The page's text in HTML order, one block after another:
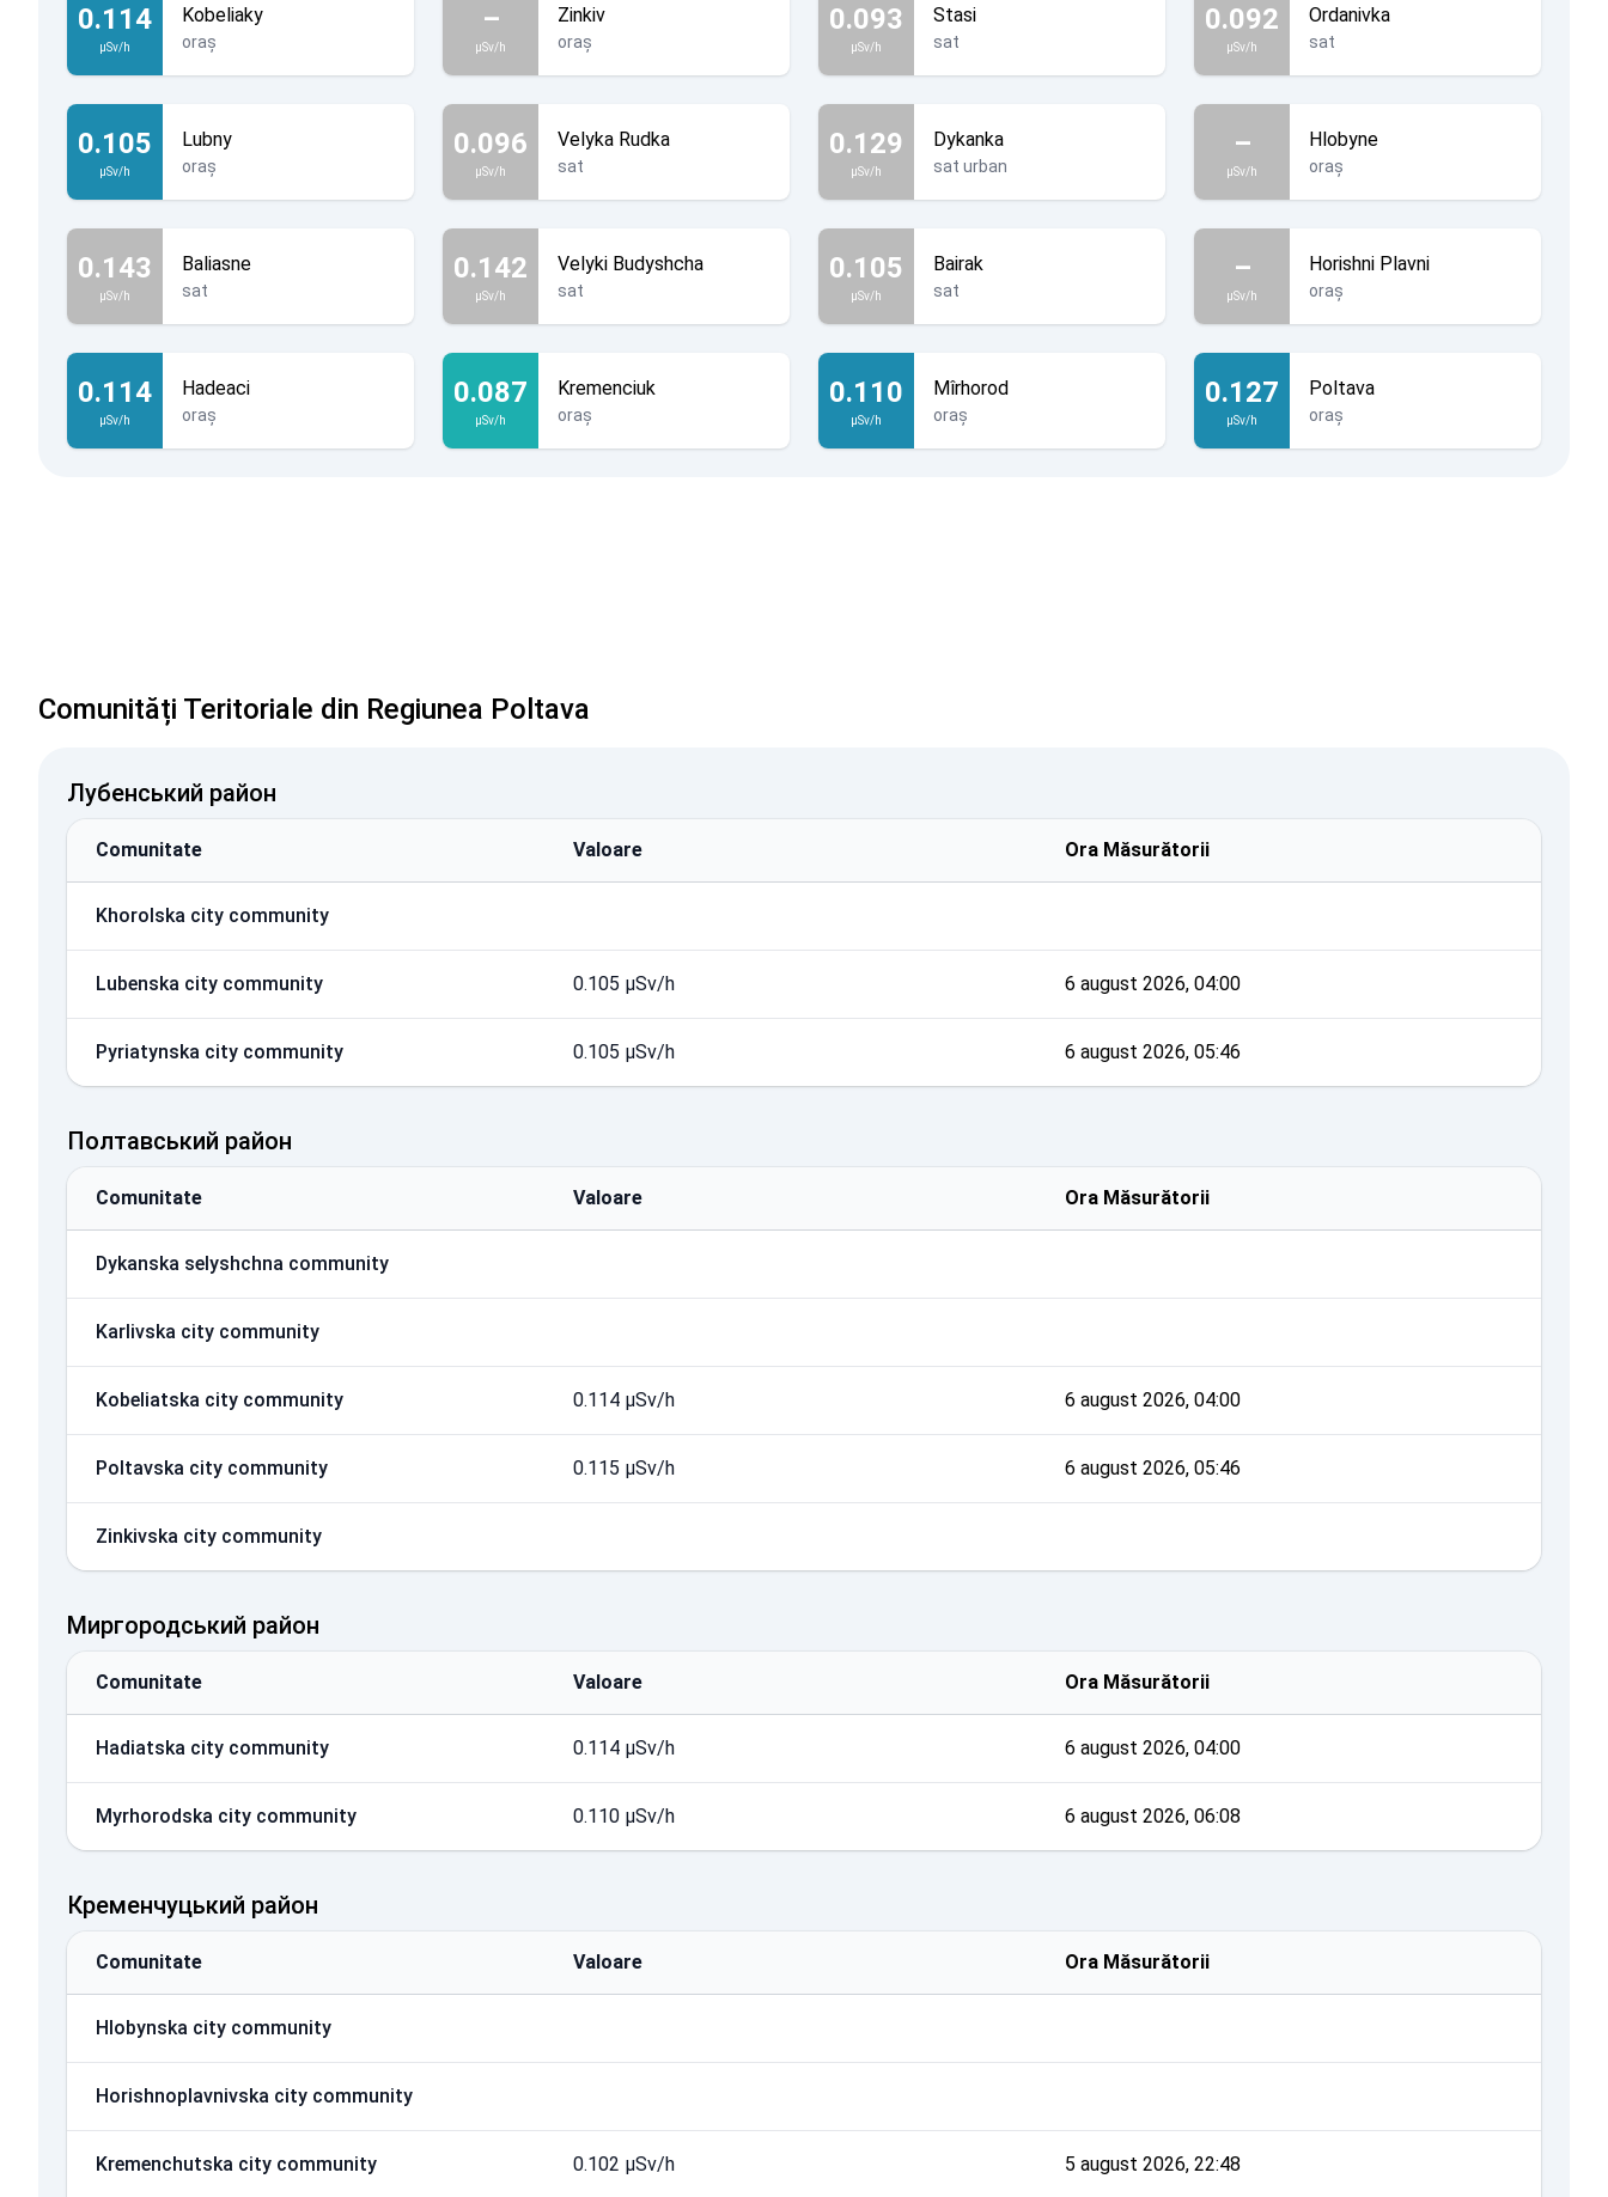
0.114
µSv/h
Kobeliaky
oraș
–
µSv/h
Zinkiv
oraș
0.093
µSv/h
Stasi
sat
0.092
µSv/h
Ordanivka
sat
0.105
µSv/h
Lubny
oraș
0.096
µSv/h
Velyka Rudka
sat
0.129
µSv/h
Dykanka
sat urban
–
µSv/h
Hlobyne
oraș
0.143
µSv/h
Baliasne
sat
0.142
µSv/h
Velyki Budyshcha
sat
0.105
µSv/h
Bairak
sat
–
µSv/h
Horishni Plavni
oraș
0.114
µSv/h
Hadeaci
oraș
0.087
µSv/h
Kremenciuk
oraș
0.110
µSv/h
Mîrhorod
oraș
0.127
µSv/h
Poltava
oraș
Comunități Teritoriale din Regiunea Poltava
Лубенський район
Comunitate Valoare Ora Măsurătorii
Khorolska city community
Lubenska city community 0.105 µSv/h 6 august 2026, 04:00
Pyriatynska city community 0.105 µSv/h 6 august 2026, 05:46
Полтавський район
Comunitate Valoare Ora Măsurătorii
Dykanska selyshchna community
Karlivska city community
Kobeliatska city community 0.114 µSv/h 6 august 2026, 04:00
Poltavska city community 0.115 µSv/h 6 august 2026, 05:46
Zinkivska city community
Миргородський район
Comunitate Valoare Ora Măsurătorii
Hadiatska city community 0.114 µSv/h 6 august 2026, 04:00
Myrhorodska city community 0.110 µSv/h 6 august 2026, 06:08
Кременчуцький район
Comunitate Valoare Ora Măsurătorii
Hlobynska city community
Horishnoplavnivska city community
Kremenchutska city community 0.102 µSv/h 5 august 2026, 22:48